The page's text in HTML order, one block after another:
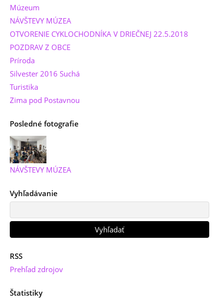
Múzeum
NÁVŠTEVY MÚZEA
OTVORENIE CYKLOCHODNÍKA V DRIEČNEJ 22.5.2018
POZDRAV Z OBCE
Príroda
Silvester 2016 Suchá
Turistika
Zima pod Postavnou
Posledné fotografie
NÁVŠTEVY MÚZEA
Vyhľadávanie
RSS
Prehľad zdrojov
Štatistiky